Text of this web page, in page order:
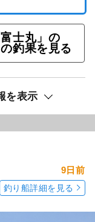
富士丸」の
釣果を見る
を表示
9日前
釣り船詳細を見る